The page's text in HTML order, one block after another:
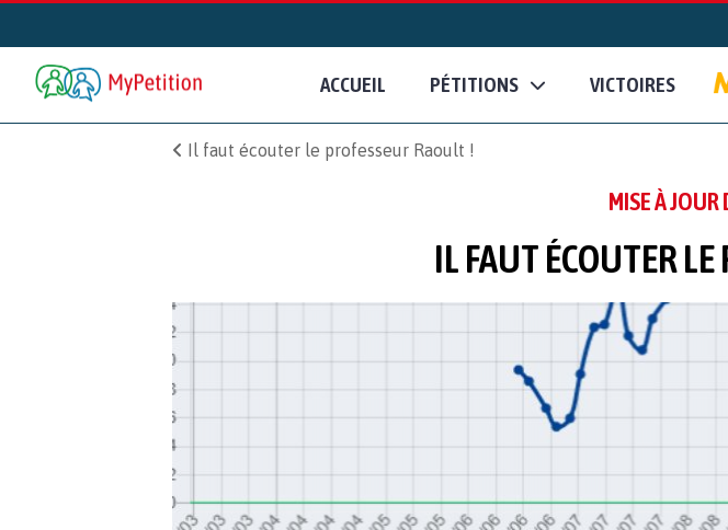
ACCUEIL PÉTITIONS VICTOIRES
Il faut écouter le professeur Raoult !
MISE À
IL FAUT ÉCOUTER